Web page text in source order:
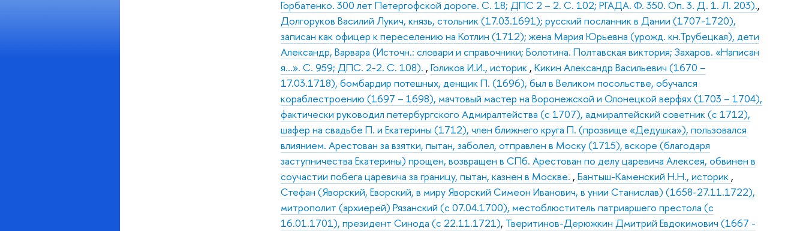
Горбатенко. 300 лет Петергофской дороге. С. 18; ДПС 2 – 2. С. 102; РГАДА. Ф. 350. Оп. 3. Д. 1. Л. 203).,
Долгоруков Василий Лукич, князь, стольник (17.03.1691); русский посланник в Дании (1707-1720),
записан как офицер к переселению на Котлин (1712); жена Мария Юрьевна (урожд. кн.Трубецкая), дети
Александр, Варвара (Источн.: словари и справочники; Болотина. Полтавская виктория; Захаров. «Написан
я…». С. 959; ДПС. 2-2. С. 108). ,Голиков И.И., историк ,Кикин Александр Васильевич (1670 –
17.03.1718), бомбардир потешных, денщик П. (1696), был в Великом посольстве, обучался
кораблестроению (1697 – 1698), мачтовый мастер на Воронежской и Олонецкой верфях (1703 – 1704),
фактически руководил петербургского Адмиралтейства (с 1707), адмиралтейский советник (с 1712),
шафер на свадьбе П. и Екатерины (1712), член ближнего круга П. (прозвище «Дедушка»), пользовался
влиянием. Арестован за взятки, пытан, заболел, отправлен в Моску (1715), вскоре (благодаря
заступничества Екатерины) прощен, возвращен в СПб. Арестован по делу царевича Алексея, обвинен в
соучастии побега царевича за границу, пытан, казнен в Москве. ,Бантыш-Каменский Н.Н., историк ,
Стефан (Яворский, Еворский, в миру Яворский Симеон Иванович, в унии Станислав) (1658-27.11.1722),
митрополит (архиерей) Рязанский (с 07.04.1700), местоблюститель патриаршего престола (с
16.01.1701), президент Синода (с 22.11.1721), Тверитинов-Дерюжкин Дмитрий Евдокимович (1667 -